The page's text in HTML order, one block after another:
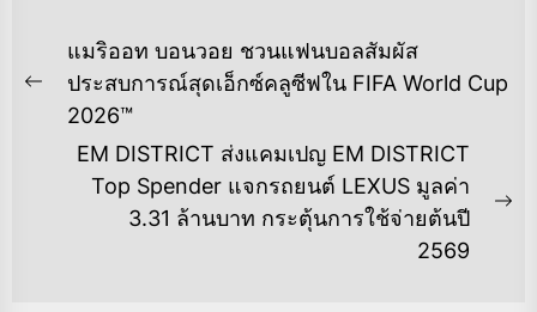
แนะแนว
เรื่อง
Previous
post:
แมริออท บอนวอย ชวนแฟนบอลสัมผัส
ประสบการณ์สุดเอ็กซ์คลูซีฟใน FIFA World Cup
2026™
EM DISTRICT ส่งแคมเปญ EM DISTRICT
Top Spender แจกรถยนต์ LEXUS มูลค่า
3.31 ล้านบาท กระตุ้นการใช้จ่ายต้นปี
2569